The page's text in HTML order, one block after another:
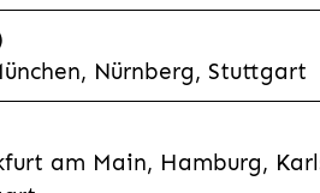
Nürnberg, Stuttgart
am Main, Hamburg,